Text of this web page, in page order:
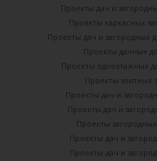
Проекты дач и
Проекты каркасных
Проекты дач и загородных
Проекты дачных
Проекты одноэтажных
Проекты элитных
Проекты дач и
Проекты дач и
Проекты
Проекты дач и
Проекты дач и